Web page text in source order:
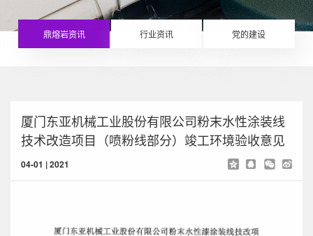
鼎熔岩资讯 行业资讯 党的建设
厦门东亚机械工业股份有限公司粉末水性涂装线
技术改造项目（喷粉线部分）竣工环境验收意见
04-01 | 2021